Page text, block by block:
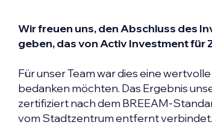
Wir freuen uns, den Abschluss des
geben, das von Activ Investment
Für unser Team war dies eine
bedanken möchten. Das Ergebnis
zertifiziert nach dem BREEAM-
vom Stadtzentrum entfernt verbindet.